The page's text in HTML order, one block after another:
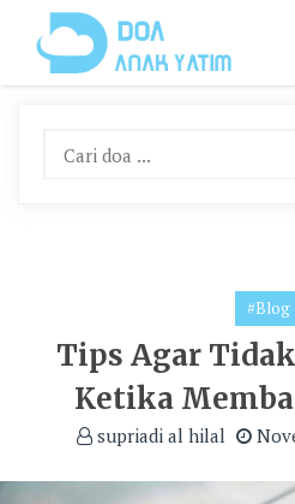
Content
#Blog
Tips Agar
Ketika
supriadi al hilal